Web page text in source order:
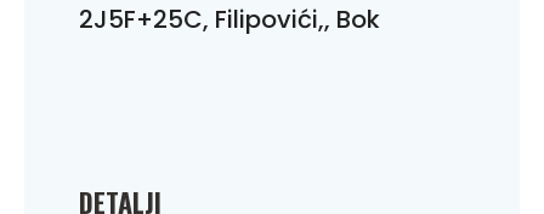
DETALJI
2J5F+25C, Filipovići,, Bok